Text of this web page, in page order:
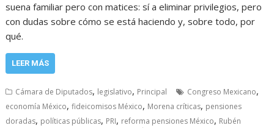
suena familiar pero con matices: sí a eliminar privilegios, pero
con dudas sobre cómo se está haciendo y, sobre todo, por
qué.
LEER MÁS
Cámara de Diputados, legislativo, Principal Congreso Mexicano,
economía México,fideicomisos México, Morena críticas, pensiones
doradas, políticas públicas, PRI, reforma pensiones México, Rubén